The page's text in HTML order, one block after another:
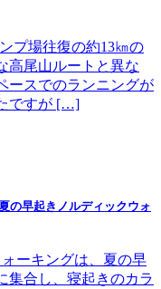
プ場往復の約13㎞の
高尾山ルートと異な
ースでのランニングが
ですが […]
の早起きノルディックウォ
ーキングは、夏の早
集合し、寝起きのカラ